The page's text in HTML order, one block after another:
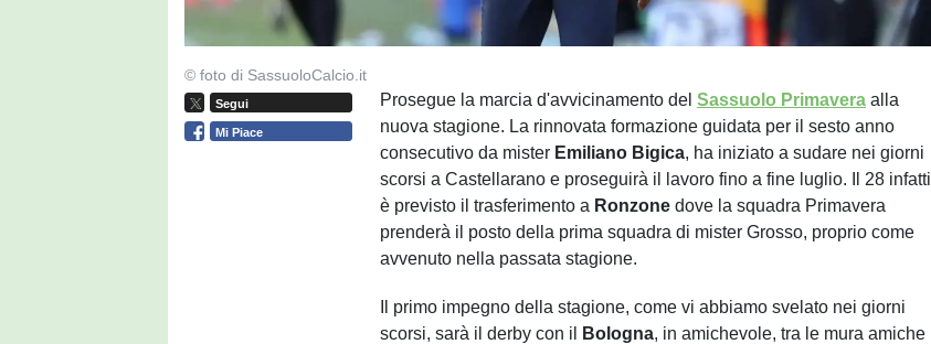
© foto di SassuoloCalcio.it
Segui
Mi Piace
Prosegue la marcia d'avvicinamento delSassuolo Primavera alla
nuova stagione. La rinnovata formazione guidata per il sesto anno
consecutivo da mister Emiliano Bigica, ha iniziato a sudare nei giorni
scorsi a Castellarano e proseguirà il lavoro fino a fine luglio. Il 28 infatti
è previsto il trasferimento a Ronzone dove la squadra Primavera
prenderà il posto della prima squadra di mister Grosso, proprio come
avvenuto nella passata stagione.
Il primo impegno della stagione, come vi abbiamo svelato nei giorni
scorsi, sarà il derby con il
Bologna, in amichevole, tra le mura amiche